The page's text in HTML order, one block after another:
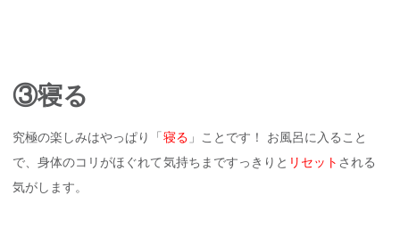
③寝る
究極の楽しみはやっぱり「 寝る 」ことです！ お風呂に入ること
で、身体のコリがほぐれて気持ちまですっきりと リセット される
気がします。